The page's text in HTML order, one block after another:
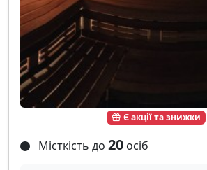
Є акції та знижки
Місткість до 20 осіб